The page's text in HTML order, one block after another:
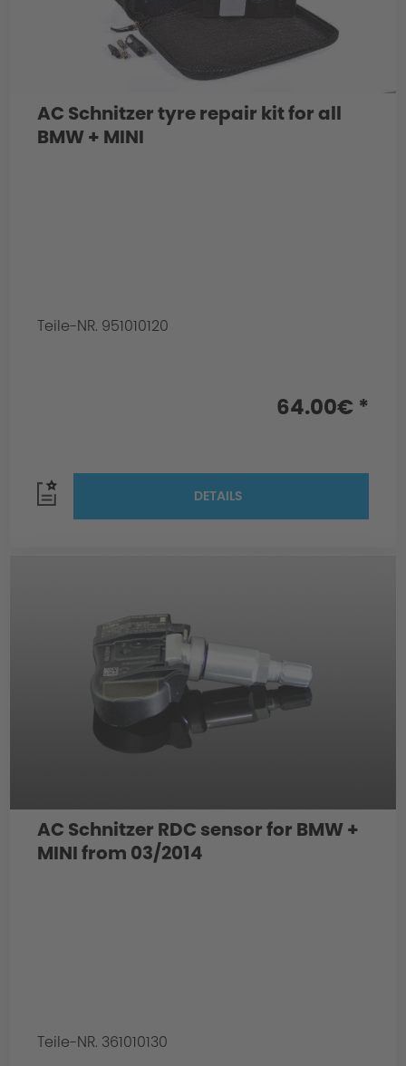
AC Schnitzer tyre repair kit for all
BMW + MINI
Teile-NR. 951010120
64.00€ *
DETAILS
AC Schnitzer RDC sensor for BMW +
MINI from 03/2014
Teile-NR. 361010130